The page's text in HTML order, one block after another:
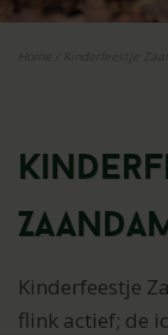
Kinderfeestje
flink actief; de